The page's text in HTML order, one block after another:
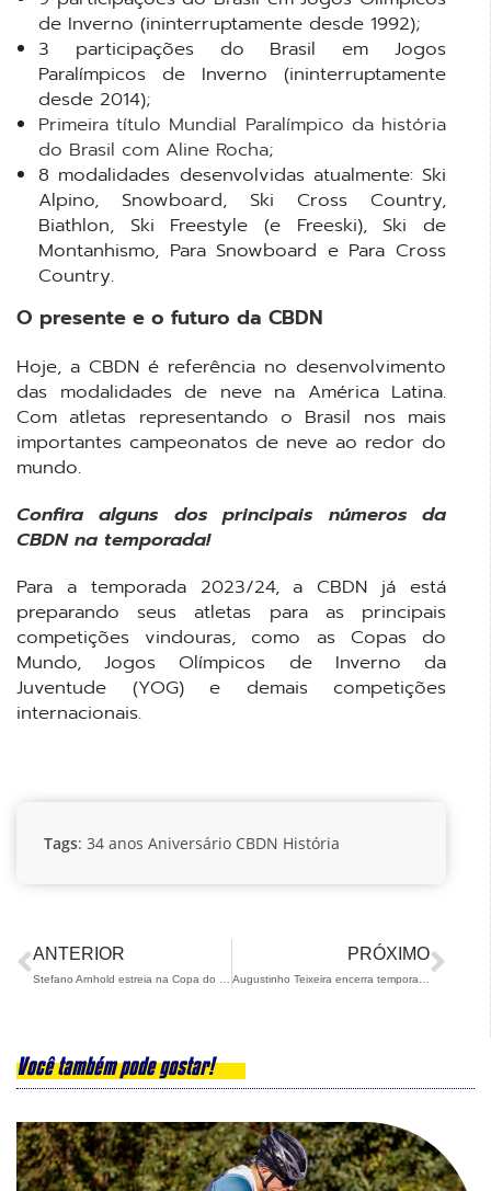
de Inverno (ininterruptamente desde 1992);
3 participações do Brasil em Jogos
Paralímpicos de Inverno (ininterruptamente
desde 2014);
Primeira título Mundial Paralímpico da história
do Brasil com Aline Rocha;
8 modalidades desenvolvidas atualmente: Ski
Alpino, Snowboard, Ski Cross Country,
Biathlon, Ski Freestyle (e Freeski), Ski de
Montanhismo, Para Snowboard e Para Cross
Country.
O presente e o futuro da CBDN
Hoje, a CBDN é referência no desenvolvimento
das modalidades de neve na América Latina.
Com atletas representando o Brasil nos mais
importantes campeonatos de neve ao redor do
mundo.
Confira alguns dos principais números da
CBDN na temporada!
Para a temporada 2023/24, a CBDN já está
preparando seus atletas para as principais
competições vindouras, como as Copas do
Mundo, Jogos Olímpicos de Inverno da
Juventude (YOG) e demais competições
internacionais.
Tags: 34 anos Aniversário CBDN História
ANTERIOR PRÓXIMO
Você também pode gostar!